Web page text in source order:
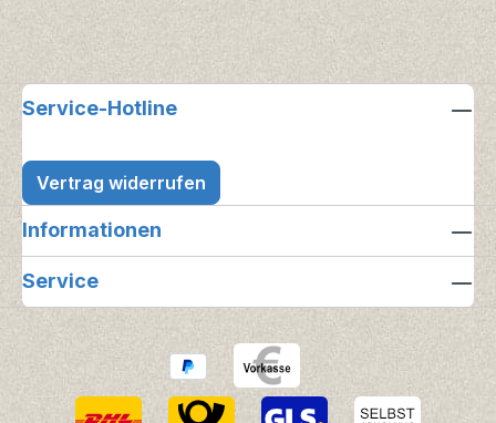
Service-Hotline
Vertrag widerrufen
Informationen
Service